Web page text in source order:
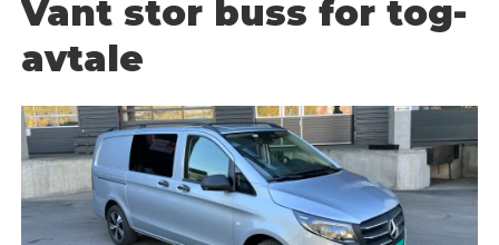
Vant stor buss for tog-
avtale